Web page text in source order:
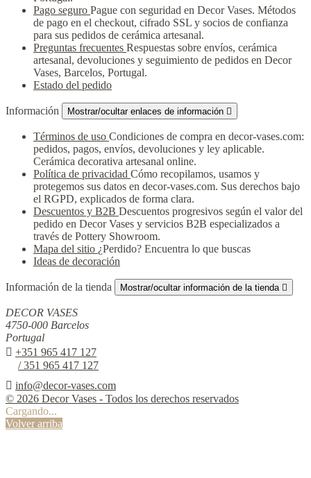
Pago seguro Pague con seguridad en Decor Vases. Métodos
de pago en el checkout, cifrado SSL y socios de confianza
para sus pedidos de cerámica artesanal.
Preguntas frecuentes Respuestas sobre envíos, cerámica
artesanal, devoluciones y seguimiento de pedidos en Decor
Vases, Barcelos, Portugal.
Estado del pedido
Información Mostrar/ocultar enlaces de información 
Términos de uso Condiciones de compra en decor-vases.com:
pedidos, pagos, envíos, devoluciones y ley aplicable.
Cerámica decorativa artesanal online.
Política de privacidad Cómo recopilamos, usamos y
protegemos sus datos en decor-vases.com. Sus derechos bajo
el RGPD, explicados de forma clara.
Descuentos y B2B Descuentos progresivos según el valor del
pedido en Decor Vases y servicios B2B especializados a
través de Pottery Showroom.
Mapa del sitio ¿Perdido? Encuentra lo que buscas
Ideas de decoración
Información de la tienda Mostrar/ocultar información de la tienda 
DECOR VASES
4750-000 Barcelos
Portugal
 +351 965 417 127
/ 351 965 417 127
 info@decor-vases.com
© 2026 Decor Vases - Todos los derechos reservados
Cargando...
Volver arriba